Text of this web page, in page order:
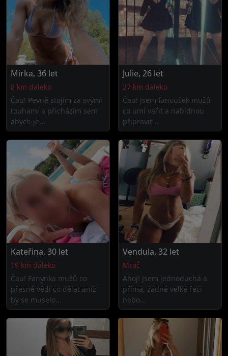
Mirka, 36 let
8 km daleko
Čau! Pevně stojím za svými
touhami a přicházím sem
abych je...
Julie, 26 let
27 km daleko
Čau! Jsem fanoušek mužů
co umí vařit a nabídnou
připravit...
Kateřina, 30 let
19 km daleko
Čau! Fanynka mužů co
přesně vědí co dělat aniž
by se muselo...
Vendula, 32 let
Mrač
Ahoj! Jsem jednoduchá a
přímá, žádné velké řeči
nebo...